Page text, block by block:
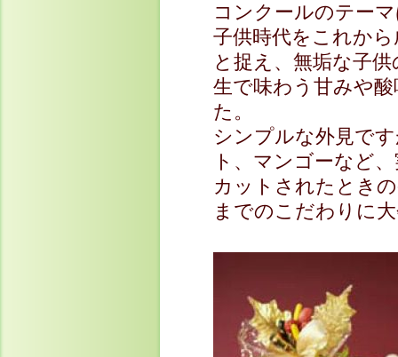
コンクールのテー
子供時代をこれか
と捉え、無垢な子
生で味わう甘みや
た。
シンプルな外見で
ト、マンゴーなど
カットされたとき
までのこだわりに